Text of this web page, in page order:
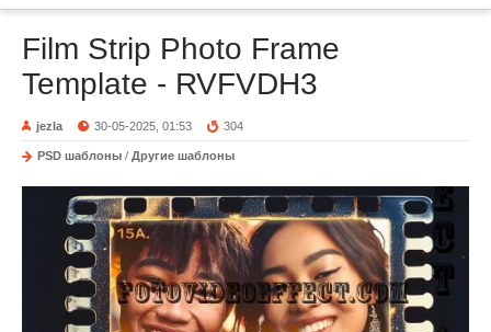
Film Strip Photo Frame
Template - RVFVDH3
jezla 30-05-2025, 01:53 304
PSD шаблоны / Другие шаблоны